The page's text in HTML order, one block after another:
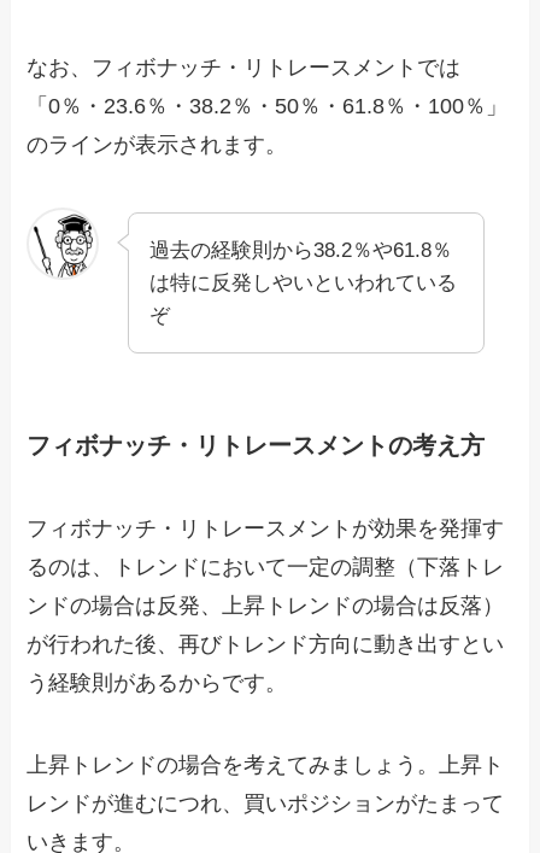
なお、フィボナッチ・リトレースメントでは
「0％・ 23.6％・ 38.2 ％・ 50％・ 61.8％・ 100％」
のラインが表示されます。
過去の経験則から38.2％や61.8％
は特に反発しやいといわれている
ぞ
フィボナッチ・リトレースメントの考え方
フィボナッチ・リトレースメントが効果を発揮す
るのは、トレンドにおいて一定の調整（下落トレ
ンドの場合は反発、上昇トレンドの場合は反落）
が行われた後、再びトレンド方向に動き出すとい
う経験則があるからです。
上昇トレンドの場合を考えてみましょう。上昇ト
レンドが進むにつれ、買いポジションがたまって
いきます。